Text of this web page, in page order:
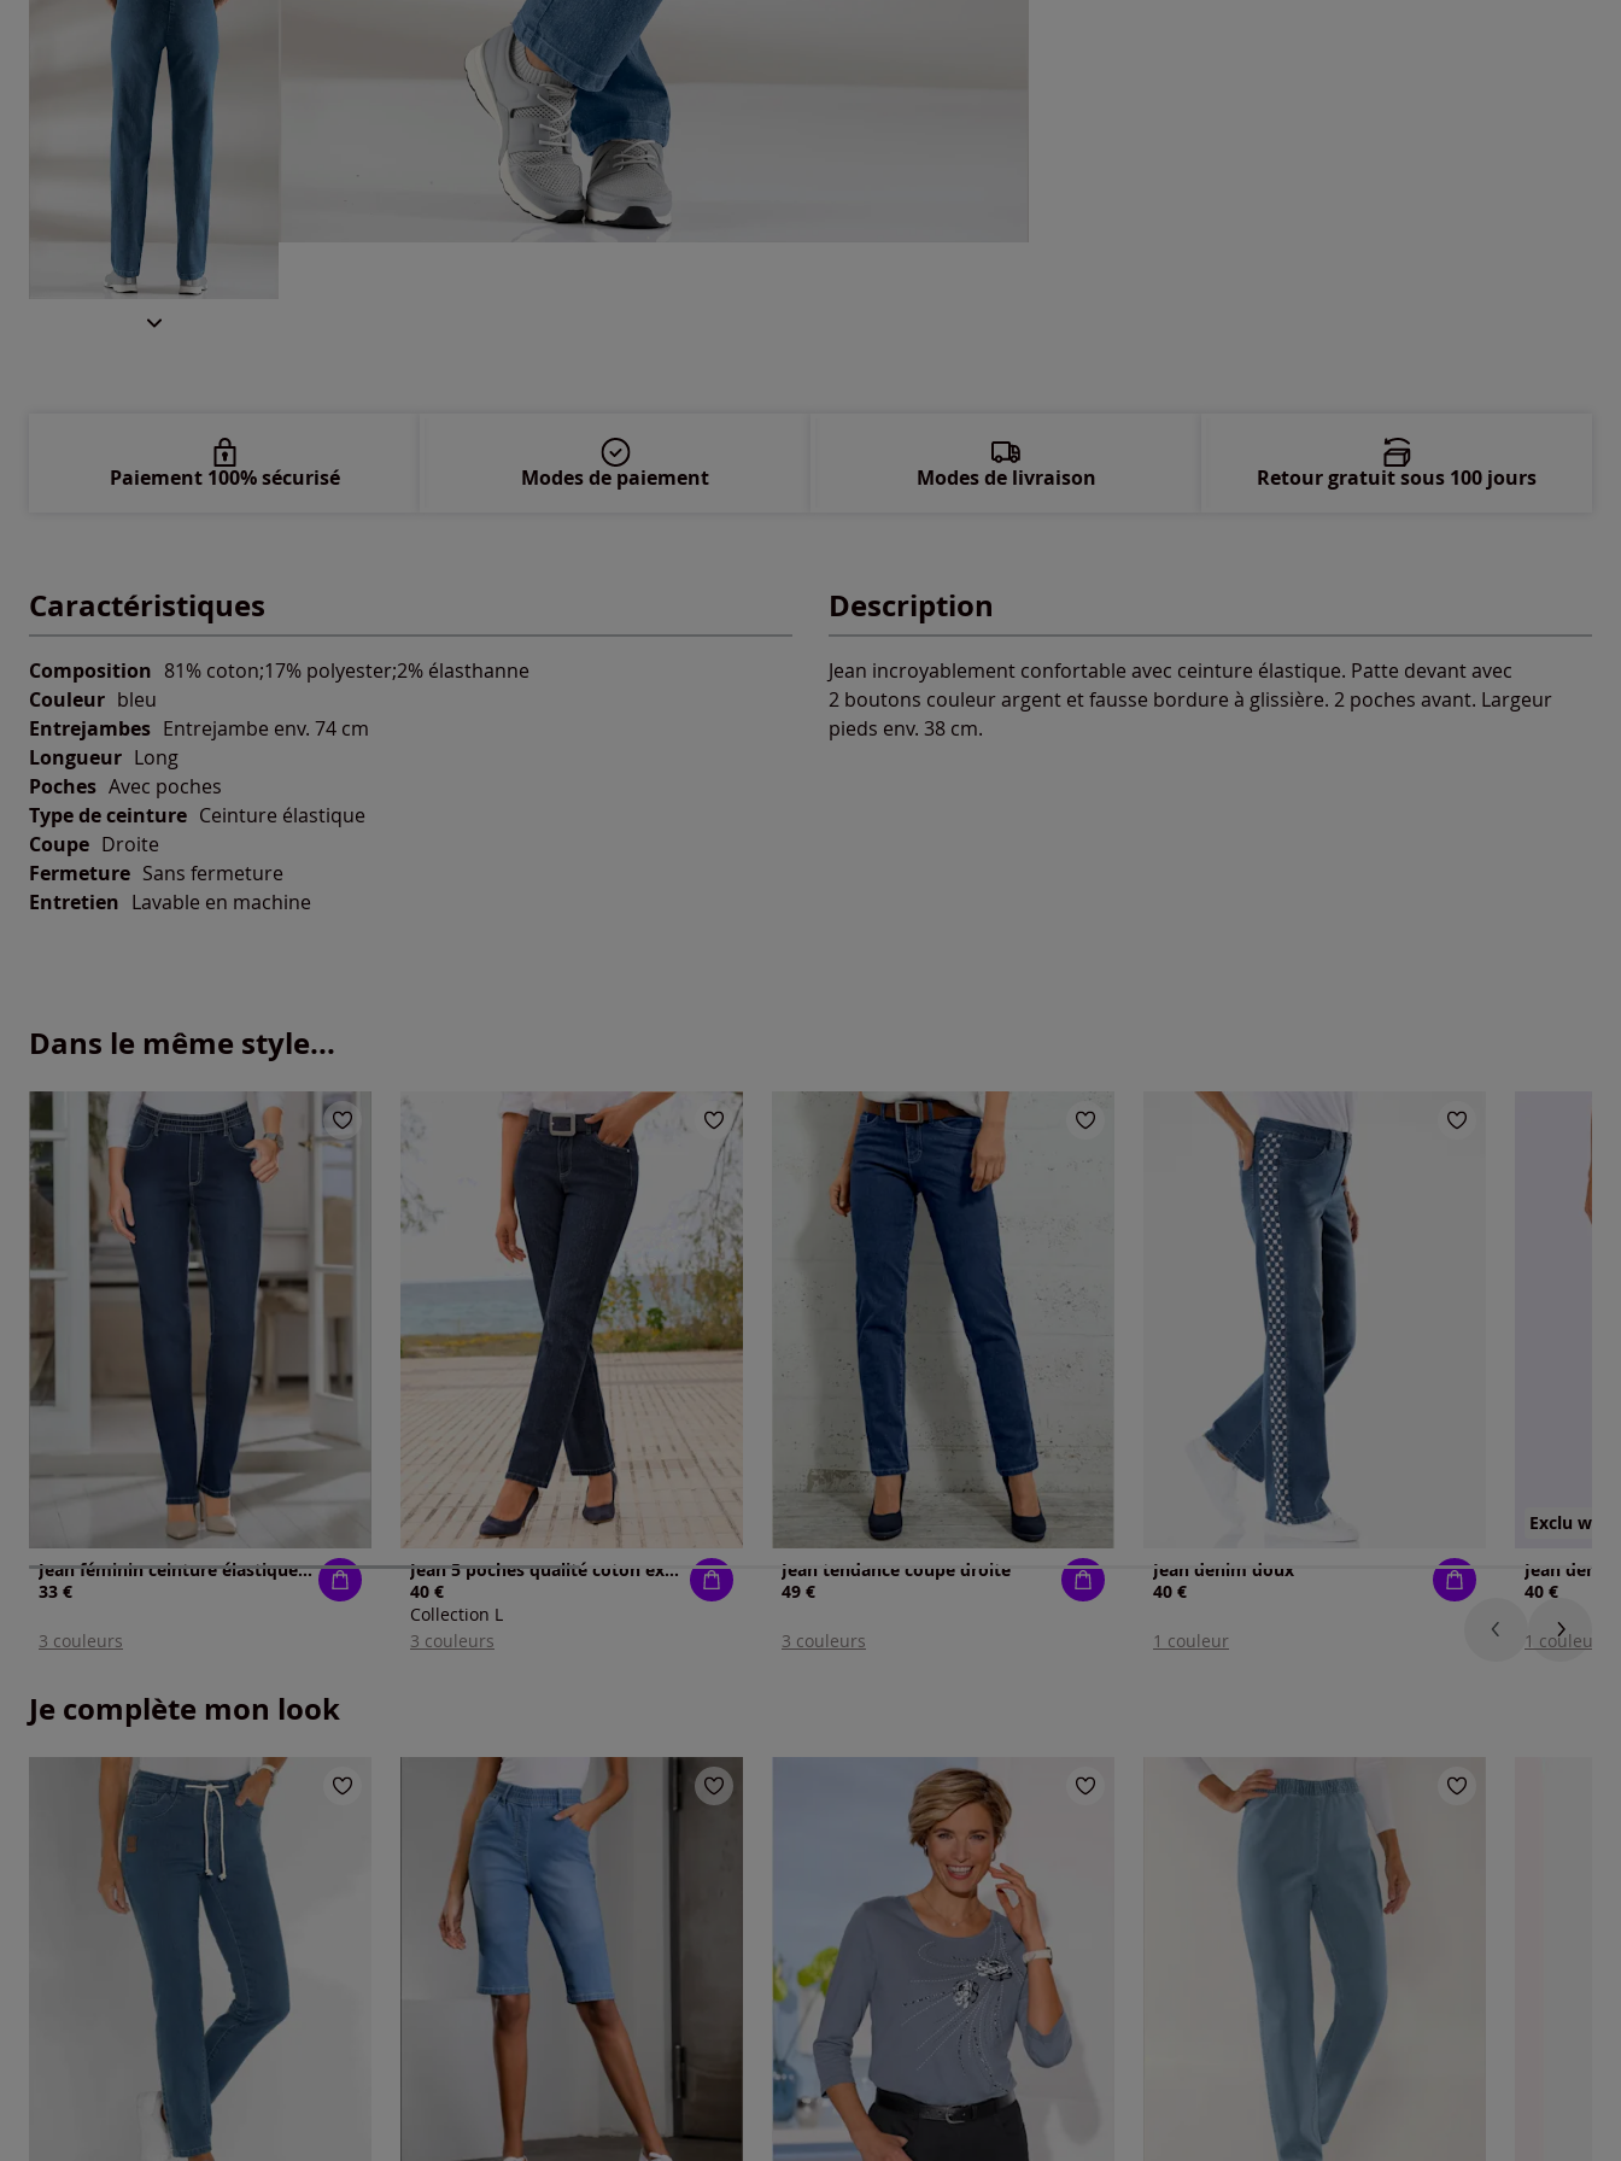
Caractéristiques
Composition 81% coton;17% polyester;2% élasthanne
Couleur bleu
Entrejambes Entrejambe env. 74 cm
Longueur Long
Poches Avec poches
Type de ceinture Ceinture élastique
Coupe Droite
Fermeture Sans fermeture
Entretien Lavable en machine
Description
Jean incroyablement confortable avec ceinture élastique. Patte devant avec
2 boutons couleur argent et fausse bordure à glissière. 2 poches avant. Largeur
pieds env. 38 cm.
Paiement 100% sécurisé Modes de paiement Modes de livraison Retour gratuit sous 100 jours
Dans le même style...
Jean féminin ceinture élastique boucle ceinture
33 €
3 couleurs
Jean 5 poches qualité coton extensible indéformable
40 €
Collection L
3 couleurs
Jean tendance coupe droite
49 €
3 couleurs
Jean denim doux
40 €
1 couleur
Exclu web
Jean
40 €
1 couleur
Je complète mon look